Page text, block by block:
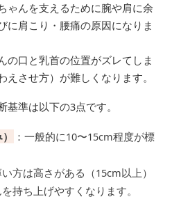
ゃんを支えるために腕や肩に余
に肩こり・腰痛の原因になりま
の口と乳首の位置がズレてしま
させ方）が難しくなります。
準は以下の3点です。
：一般的に10〜15cm程度が標
方は高さがある（15cm以上）
持ち上げやすくなります。